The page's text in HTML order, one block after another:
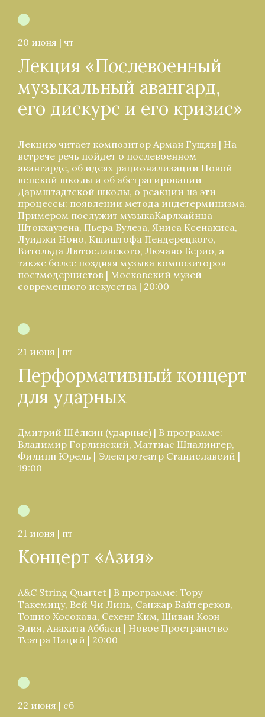
20 июня | чт
Лекция «Послевоенный
музыкальный авангард,
его дискурс и его кризис»
Лекцию читает композитор Арман Гущян | На
встрече речь пойдет о послевоенном
авангарде, об идеях рационализации Новой
венской школы и об абстрагировании
Дармштадтской школы, о реакции на эти
процессы: появлении метода индетерминизма.
Примером послужит музыкаКарлхайнца
Штокхаузена, Пьера Булеза, Яниса Ксенакиса,
Луиджи Ноно, Кшиштофа Пендерецкого,
Витольда Лютославского, Лючано Берио, а
также более поздняя музыка композиторов
постмодернистов | Московский музей
современного искусства | 20:00
21 июня | пт
Перформативный концерт
для ударных
Дмитрий Щёлкин (ударные) | В программе:
Владимир Горлинский, Маттиас Шпалингер,
Филипп Юрель | Электротеатр Станиславсий |
19:00
21 июня | пт
Концерт «Азия»
A&C String Quartet | В программе: Тору
Такемицу, Вей Чи Линь, Санжар Байтереков,
Тошио Хосокава, Сехенг Ким, Шиван Коэн
Элия, Анахита Аббаси | Новое Пространство
Театра Наций | 20:00
22 июня | сб